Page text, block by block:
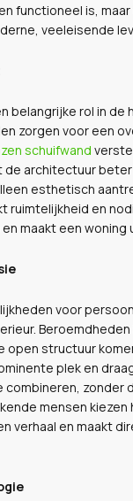
functioneel is,
veeleisende
rol in de
zorgen voor een
schuifwand
architectuur
esthetisch
ruimtelijkheid en
maakt een woning
voor
open structuur
plek en
mensen
verhaal en maakt